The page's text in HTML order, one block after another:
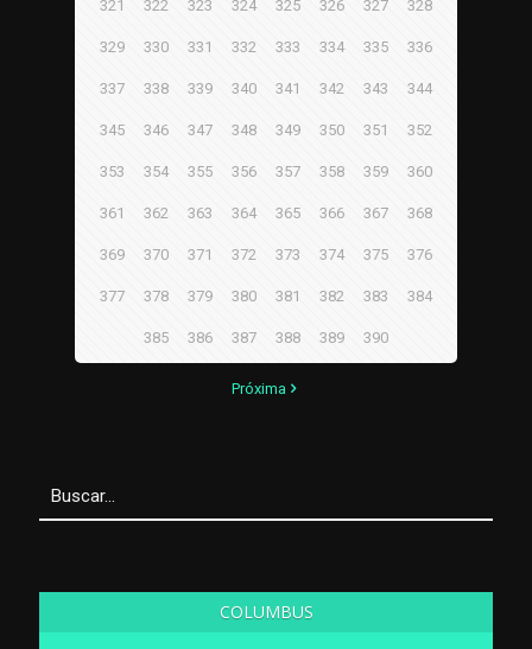
321 322 323 324 325 326 327 328
329 330 331 332 333 334 335 336
337 338 339 340 341 342 343 344
345 346 347 348 349 350 351 352
353 354 355 356 357 358 359 360
361 362 363 364 365 366 367 368
369 370 371 372 373 374 375 376
377 378 379 380 381 382 383 384
385 386 387 388 389 390
Próxima
COLUMBUS